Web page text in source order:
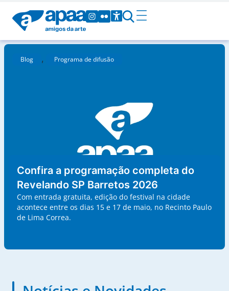
Blog , Programa de difusão
Confira a programação completa do
Revelando SP Barretos 2026
Com entrada gratuita, edição do festival na cidade
acontece entre os dias 15 e 17 de maio, no Recinto Paulo
de Lima Correa.